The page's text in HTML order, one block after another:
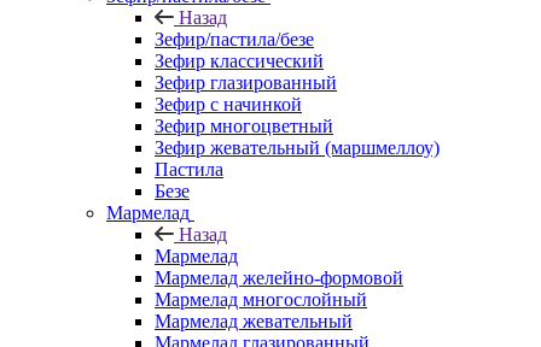
Назад
Зефир/пастила/безе
Зефир классический
Зефир глазированный
Зефир с начинкой
Зефир многоцветный
Зефир жевательный (маршмеллоу)
Пастила
Безе
Мармелад
Назад
Мармелад
Мармелад желейно-формовой
Мармелад многослойный
Мармелад жевательный
Мармелад глазированный